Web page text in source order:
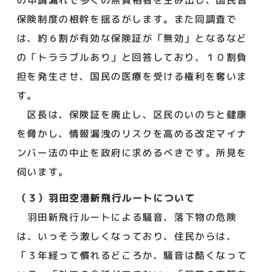
保険制度の根幹を揺るがします。また同調査で
は、約６割が有効な保険証が「無効」となるなど
の「トララブルあり」と回答しており、１０割負
担を発生させ、国民の医療を受ける権利を奪いま
す。
区長は、保険証を廃止し、区民のいのちと健康
を脅かし、情報漏洩のリスクを高める改定マイナ
ンバー法の中止を政府に求めるべきです。所見を
伺います。
（３）羽田空港新飛行ルートについて
羽田新飛行ルートによる騒音、落下物の危険
は、いっそう激しくなっており、住民からは、
「３年経って慣れるどころか、騒音は酷くなって